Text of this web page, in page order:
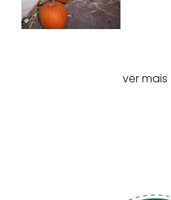
ver mais